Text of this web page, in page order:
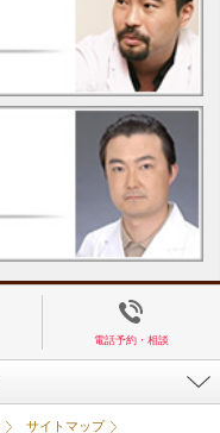
電話予約・相談
サイトマップ